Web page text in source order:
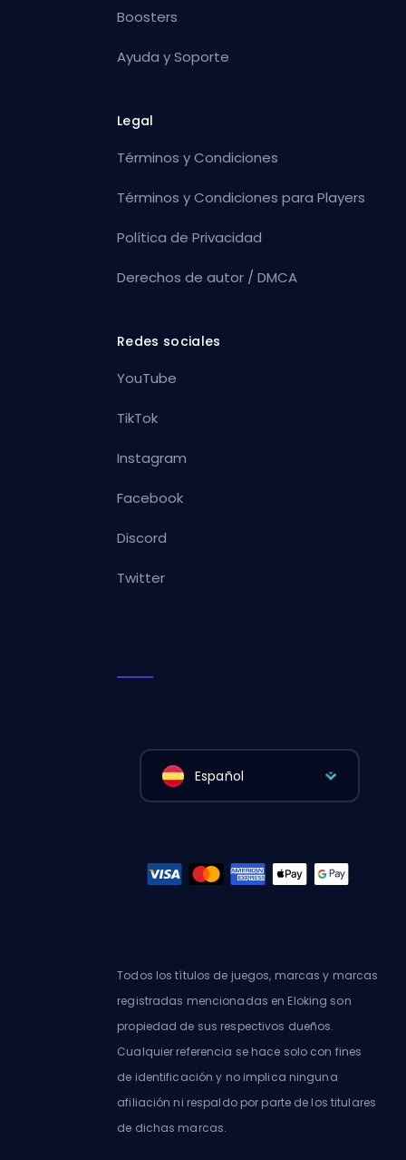
Boosters
Ayuda y Soporte
Legal
Términos y Condiciones
Términos y Condiciones para Players
Política de Privacidad
Derechos de autor / DMCA
Redes sociales
YouTube
TikTok
Instagram
Facebook
Discord
Twitter
Español
Todos los títulos de juegos, marcas y marcas
registradas mencionadas en Eloking son
propiedad de sus respectivos dueños.
Cualquier referencia se hace solo con fines
de identificación y no implica ninguna
afiliación ni respaldo por parte de los titulares
de dichas marcas.